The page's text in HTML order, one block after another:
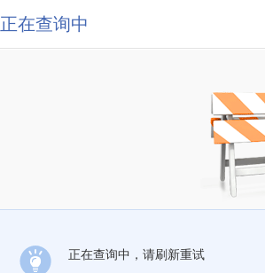
正在查询中
正在查询中，请刷新重试